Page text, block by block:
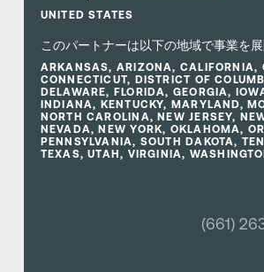
UNITED STATES
このパートナーは以下の地域で事業を展
ARKANSAS, ARIZONA, CALIFORNIA,
CONNECTICUT, DISTRICT OF
DELAWARE, FLORIDA, GEORGIA,
INDIANA, KENTUCKY, MARYLAND,
NORTH CAROLINA, NEW JERSEY,
NEVADA, NEW YORK, OKLAHOMA,
PENNSYLVANIA, SOUTH DAKOTA,
TEXAS, UTAH, VIRGINIA,
(661)